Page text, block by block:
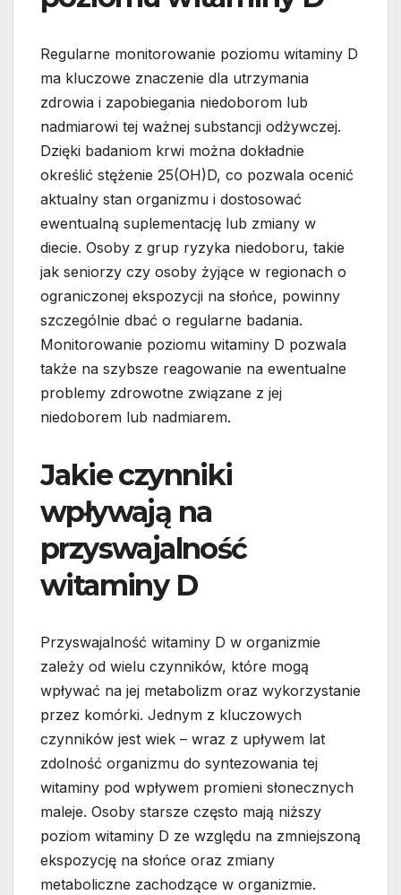
Regularne monitorowanie poziomu witaminy D
ma kluczowe znaczenie dla utrzymania
zdrowia i zapobiegania niedoborom lub
nadmiarowi tej ważnej substancji odżywczej.
Dzięki badaniom krwi można dokładnie
określić stężenie 25(OH)D, co pozwala ocenić
aktualny stan organizmu i dostosować
ewentualną suplementację lub zmiany w
diecie. Osoby z grup ryzyka niedoboru, takie
jak seniorzy czy osoby żyjące w regionach o
ograniczonej ekspozycji na słońce, powinny
szczególnie dbać o regularne badania.
Monitorowanie poziomu witaminy D pozwala
także na szybsze reagowanie na ewentualne
problemy zdrowotne związane z jej
niedoborem lub nadmiarem.
Jakie czynniki
wpływają na
przyswajalność
witaminy D
Przyswajalność witaminy D w organizmie
zależy od wielu czynników, które mogą
wpływać na jej metabolizm oraz wykorzystanie
przez komórki. Jednym z kluczowych
czynników jest wiek – wraz z upływem lat
zdolność organizmu do syntezowania tej
witaminy pod wpływem promieni słonecznych
maleje. Osoby starsze często mają niższy
poziom witaminy D ze względu na zmniejszoną
ekspozycję na słońce oraz zmiany
metaboliczne zachodzące w organizmie.